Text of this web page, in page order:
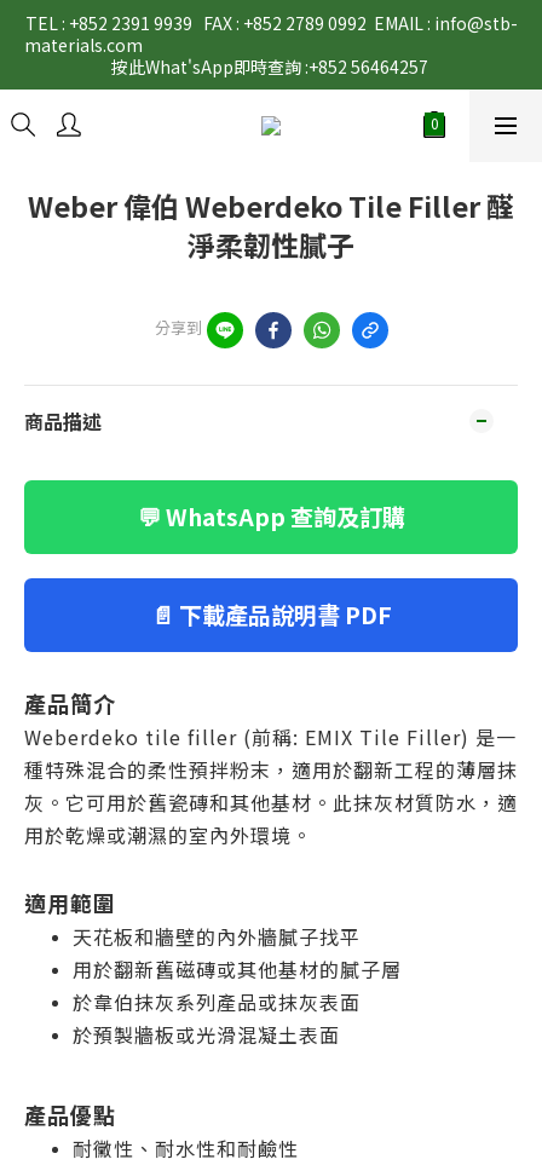
TEL : +852 2391 9939   FAX : +852 2789 0992  EMAIL : info@stb-
materials.com
按此What'sApp即時查詢 :+852 56464257
Weber 偉伯 Weberdeko Tile Filler 醛
淨柔韌性膩子
分享到
商品描述
💬 WhatsApp 查詢及訂購
📄 下載產品說明書 PDF
產品簡介
Weberdeko tile filler (前稱: EMIX Tile Filler) 是一
種特殊混合的柔性預拌粉末，適用於翻新工程的薄層抹
灰。 它可用於舊瓷磚和其他基材。此抹灰材質防水，適
用於乾燥或潮濕的室內外環境。
適用範圍
天花板和牆壁的內外牆膩子找平
用於翻新舊磁磚或其他基材的膩子層
於韋伯抹灰系列產品或抹灰表面
於預製牆板或光滑混凝土表面
產品優點
耐黴性、耐水性和耐鹼性